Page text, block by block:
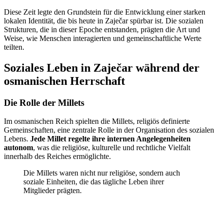
Diese Zeit legte den Grundstein für die Entwicklung einer starken
lokalen Identität, die bis heute in Zaječar spürbar ist. Die sozialen
Strukturen, die in dieser Epoche entstanden, prägten die Art und
Weise, wie Menschen interagierten und gemeinschaftliche Werte
teilten.
Soziales Leben in Zaječar während der
osmanischen Herrschaft
Die Rolle der Millets
Im osmanischen Reich spielten die Millets, religiös definierte
Gemeinschaften, eine zentrale Rolle in der Organisation des sozialen
Lebens. Jede Millet regelte ihre internen Angelegenheiten
autonom, was die religiöse, kulturelle und rechtliche Vielfalt
innerhalb des Reiches ermöglichte.
Die Millets waren nicht nur religiöse, sondern auch
soziale Einheiten, die das tägliche Leben ihrer
Mitglieder prägten.